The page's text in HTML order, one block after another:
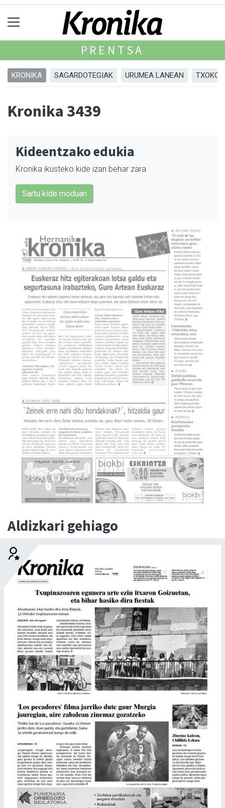
PRENTSA
KRONIKA SAGARDOTEGIAK URUMEA LANEAN
Kronika 3439
Kideentzako edukia
Kronika ikusteko kide izan behar zara.
Sartu kide moduan
Aldizkari gehiago